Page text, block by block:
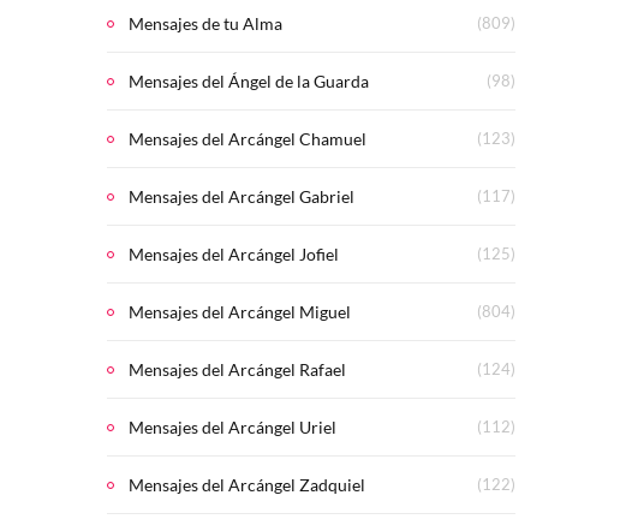
Mensajes de tu Alma (809)
Mensajes del Ángel de la Guarda (98)
Mensajes del Arcángel Chamuel (123)
Mensajes del Arcángel Gabriel (117)
Mensajes del Arcángel Jofiel (125)
Mensajes del Arcángel Miguel (804)
Mensajes del Arcángel Rafael (124)
Mensajes del Arcángel Uriel (112)
Mensajes del Arcángel Zadquiel (122)